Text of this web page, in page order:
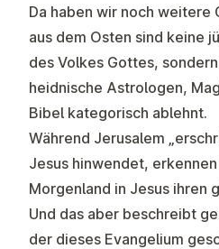
Da haben wir noch weitere
aus dem Osten sind keine
des Volkes Gottes,
heidnische Astrologen,
Bibel kategorisch ablehnt.
Während Jerusalem
Jesus hinwendet,
Morgenland in Jesus ihren
Und das aber beschreibt
der dieses Evangelium